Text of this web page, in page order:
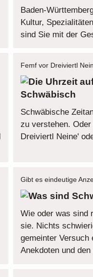
Baden-
Kultur,
sind Sie mit der
Femf vor Dreiviertl
Schwäbisch
Schwäbische
zu verstehen.
Dreiviertl Neine'
Gibt es eindeutige
Wie oder was sind
sie. Nichts
gemeinter Versuch
Anekdoten und